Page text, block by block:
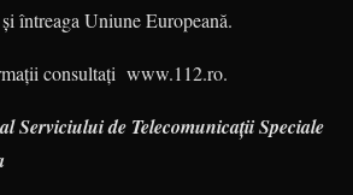
întreaga Uniune Euro­peană.
con­sultaţi www.112.ro.
Serviciului de Telecomunicaţii Speciale